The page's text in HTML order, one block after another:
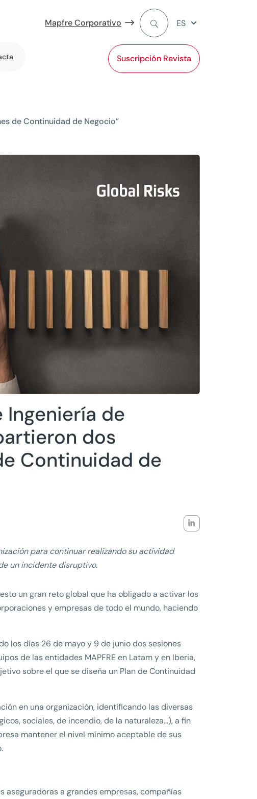
Mapfre Corporativo
Suscripción Revista
ES
de Continuidad de Negocio”
Ingeniería de
dos
Continuidad de
para continuar realizando su actividad
un incidente disruptivo.
un gran reto global que ha obligado a activar los
y empresas de todo el mundo, haciendo
los días 26 de mayo y 9 de junio dos sesiones
de las entidades MAPFRE en Latam y en Iberia,
sobre el que se diseña un Plan de Continuidad
en una organización, identificando las diversas
sociales, de incendio, de la naturaleza…), a fin
mantener el nivel mínimo aceptable de sus
aseguradoras a grandes empresas, compañías